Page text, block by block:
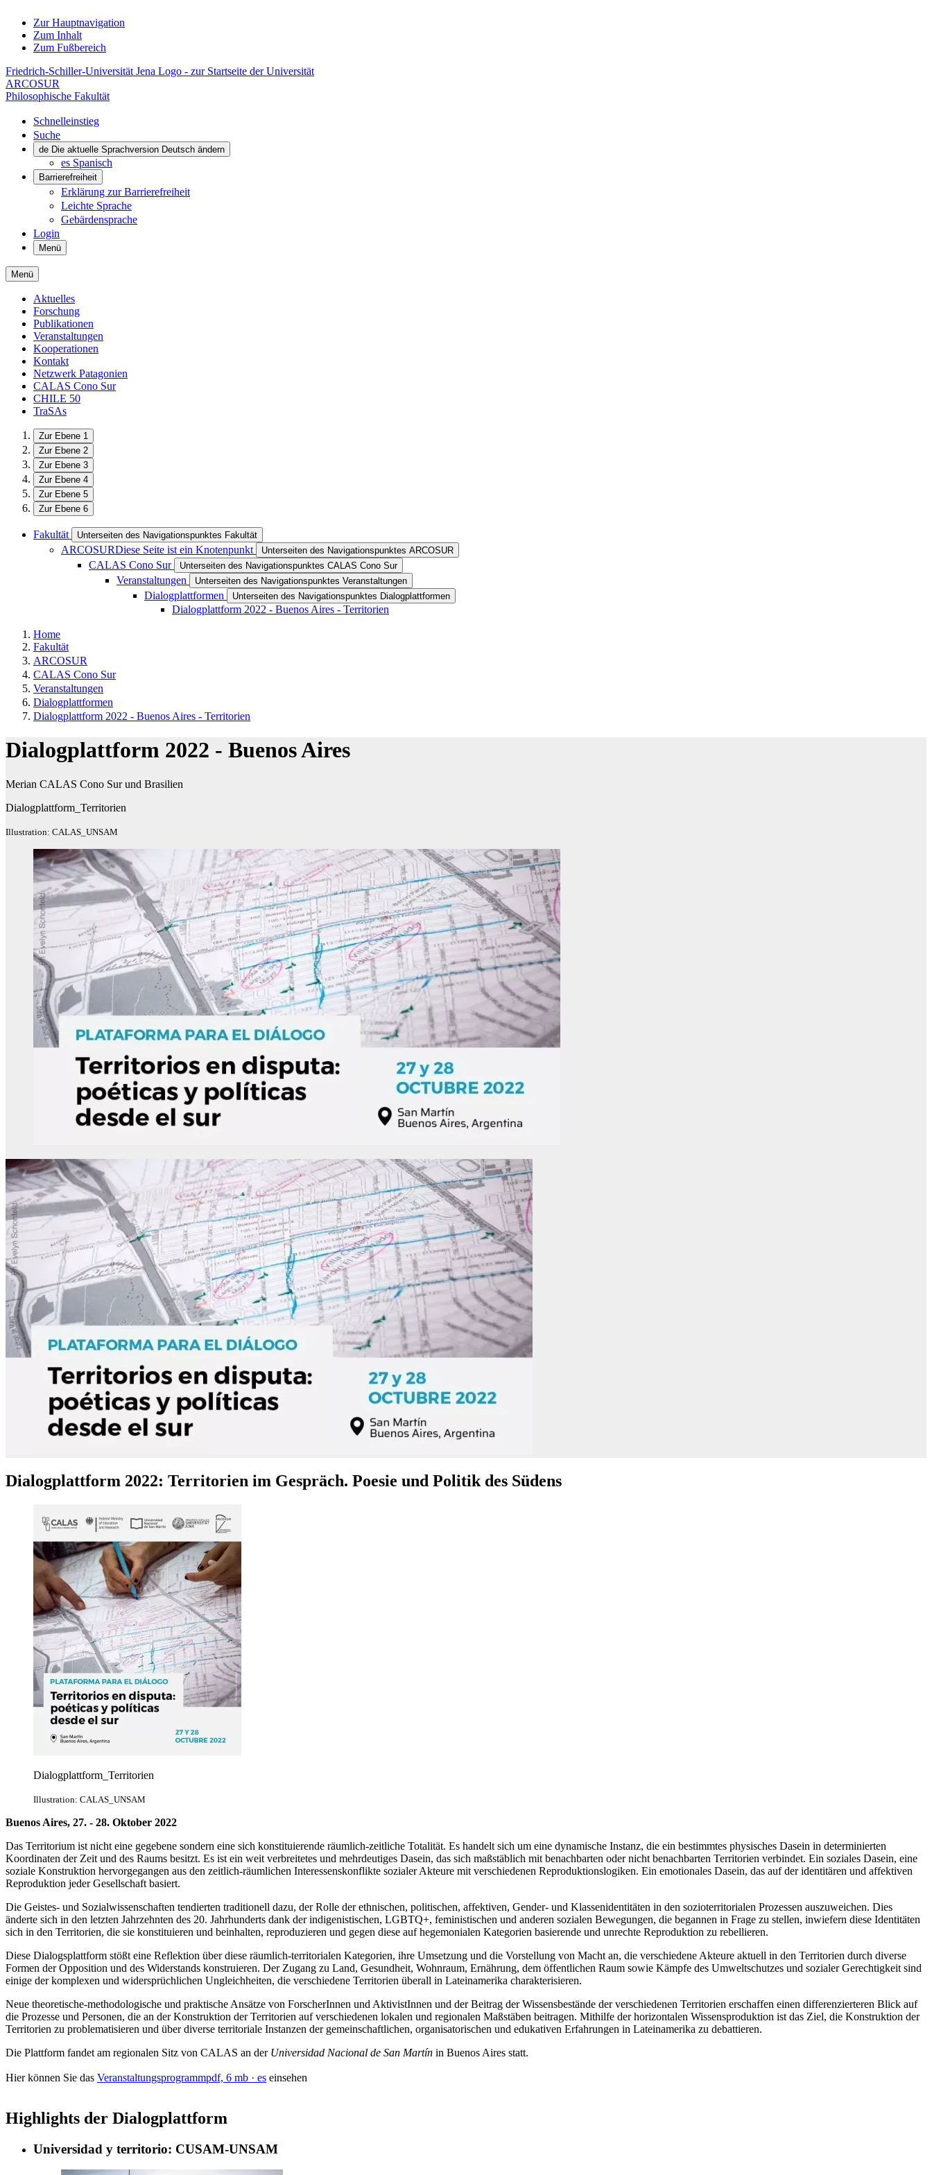
Zur Hauptnavigation
Zum Inhalt
Zum Fußbereich
Friedrich-Schiller-Universität Jena Logo - zur Startseite der Universität
ARCOSUR
Philosophische Fakultät
Schnelleinstieg
Suche
de Die aktuelle Sprachversion Deutsch ändern
es Spanisch
Barrierefreiheit
Erklärung zur Barrierefreiheit
Leichte Sprache
Gebärdensprache
Login
Menü
Menü
Aktuelles
Forschung
Publikationen
Veranstaltungen
Kooperationen
Kontakt
Netzwerk Patagonien
CALAS Cono Sur
CHILE 50
TraSAs
Zur Ebene 1
Zur Ebene 2
Zur Ebene 3
Zur Ebene 4
Zur Ebene 5
Zur Ebene 6
Fakultät Unterseiten des Navigationspunktes Fakultät
ARCOSURDiese Seite ist ein Knotenpunkt Unterseiten des Navigationspunktes ARCOSUR
CALAS Cono Sur Unterseiten des Navigationspunktes CALAS Cono Sur
Veranstaltungen Unterseiten des Navigationspunktes Veranstaltungen
Dialogplattformen Unterseiten des Navigationspunktes Dialogplattformen
Dialogplattform 2022 - Buenos Aires - Territorien
Home
Fakultät
ARCOSUR
CALAS Cono Sur
Veranstaltungen
Dialogplattformen
Dialogplattform 2022 - Buenos Aires - Territorien
Dialogplattform 2022 - Buenos Aires
Merian CALAS Cono Sur und Brasilien
Dialogplattform_Territorien
Illustration: CALAS_UNSAM
Dialogplattform 2022: Territorien im Gespräch. Poesie und Politik des Südens​
Dialogplattform_Territorien
Illustration: CALAS_UNSAM
Buenos Aires, 27. - 28. Oktober 2022
Das Territorium ist nicht eine gegebene sondern eine sich konstituierende räumlich-zeitliche Totalität. Es handelt sich um eine dynamische Instanz, die ein bestimmtes physisches Dasein in determinierten
Koordinaten der Zeit und des Raums besitzt. Es ist ein weit verbreitetes und mehrdeutiges Dasein, das sich maßstäblich mit benachbarten oder nicht benachbarten Territorien verbindet. Ein soziales Dasein, eine
soziale Konstruktion hervorgegangen aus den zeitlich-räumlichen Interessenskonflikte sozialer Akteure mit verschiedenen Reproduktionslogiken. Ein emotionales Dasein, das auf der identitären und affektiven
Reproduktion jeder Gesellschaft basiert.
Die Geistes- und Sozialwissenschaften tendierten traditionell dazu, der Rolle der ethnischen, politischen, affektiven, Gender- und Klassenidentitäten in den sozioterritorialen Prozessen auszuweichen. Dies
änderte sich in den letzten Jahrzehnten des 20. Jahrhunderts dank der indigenistischen, LGBTQ+, feministischen und anderen sozialen Bewegungen, die begannen in Frage zu stellen, inwiefern diese Identitäten
sich in den Territorien, die sie konstituieren und beinhalten, reproduzieren und gegen diese auf hegemonialen Kategorien basierende und unrechte Reproduktion zu rebellieren.
Diese Dialogsplattform stößt eine Reflektion über diese räumlich-territorialen Kategorien, ihre Umsetzung und die Vorstellung von Macht an, die verschiedene Akteure aktuell in den Territorien durch diverse
Formen der Opposition und des Widerstands konstruieren. Der Zugang zu Land, Gesundheit, Wohnraum, Ernährung, dem öffentlichen Raum sowie Kämpfe des Umweltschutzes und sozialer Gerechtigkeit sind
einige der komplexen und widersprüchlichen Ungleichheiten, die verschiedene Territorien überall in Lateinamerika charakterisieren.
Neue theoretische-methodologische und praktische Ansätze von ForscherInnen und AktivistInnen und der Beitrag der Wissensbestände der verschiedenen Territorien erschaffen einen differenzierteren Blick auf
die Prozesse und Personen, die an der Konstruktion der Territorien auf verschiedenen lokalen und regionalen Maßstäben beitragen. Mithilfe der horizontalen Wissensproduktion ist das Ziel, die Konstruktion der
Territorien zu problematisieren und über diverse territoriale Instanzen der gemeinschaftlichen, organisatorischen und edukativen Erfahrungen in Lateinamerika zu debattieren.
Die Plattform fandet am regionalen Sitz von CALAS an der Universidad Nacional de San Martín in Buenos Aires statt.
Hier können Sie das Veranstaltungsprogrammpdf, 6 mb · es einsehen
Highlights der Dialogplattform
Universidad y territorio: CUSAM-UNSAM